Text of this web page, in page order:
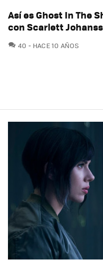
Así es Ghost In The
con Scarlett
40 COMENTARIOS
HACE 10 AÑOS